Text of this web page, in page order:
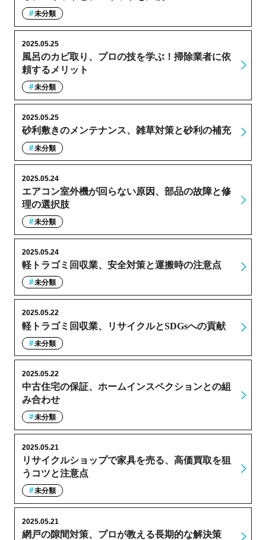
未分類
風呂のカビ取り、プロの技を学ぶ！掃除業者に依
頼するメリット
2025.05.25
未分類
砂利敷きのメンテナンス、雑草対策と砂利の補充
2025.05.25
未分類
エアコン室外機が回らない原因、部品の故障と修
理の選択肢
2025.05.24
未分類
軽トラゴミ回収業、安全対策と運搬時の注意点
2025.05.24
未分類
軽トラゴミ回収業、リサイクルとSDGsへの貢献
2025.05.22
未分類
中古住宅の保証、ホームインスペクションとの組
み合わせ
2025.05.22
未分類
リサイクルショップで家具を売る、高価買取を狙
うコツと注意点
2025.05.21
未分類
網戸の隙間対策、プロが教える長期的な解決策
2025.05.21